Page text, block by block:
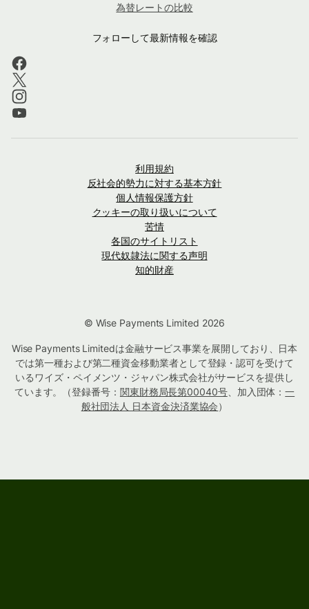
為替レートの比較
フォローして最新情報を確認
利用規約
反社会的勢力に対する基本方針
個人情報保護方針
クッキーの取り扱いについて
苦情
各国のサイトリスト
現代奴隷法に関する声明
知的財産
© Wise Payments Limited 2026
Wise Payments Limitedは金融サービス事業を展開しており、日本
では第一種および第二種資金移動業者として登録・認可を受けて
いるワイズ・ペイメンツ・ジャパン株式会社がサービスを提供し
ています。（登録番号： 関東財務局長第00040号、加入団体：一
般社団法人 日本資金決済業協会）